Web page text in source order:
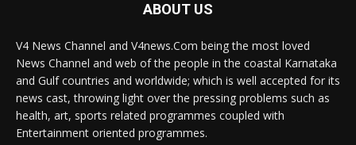
ABOUT US
V4 News Channel and V4news.Com being the most loved
News Channel and web of the people in the coastal Karnataka
and Gulf countries and worldwide; which is well accepted for its
news cast, throwing light over the pressing problems such as
health, art, sports related programmes coupled with
Entertainment oriented programmes.